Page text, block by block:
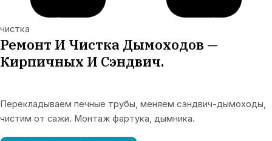
чистка
Ремонт И Чистка Дымоходов —
Кирпичных И Сэндвич.
Перекладываем печные трубы, меняем сэндвич-дымоходы,
чистим от сажи. Монтаж фартука, дымника.